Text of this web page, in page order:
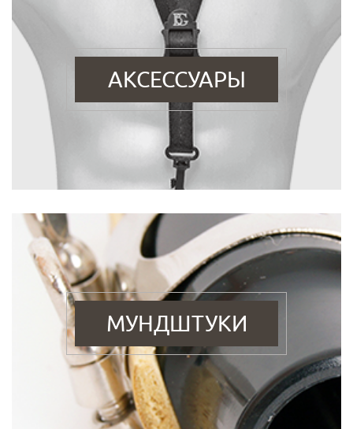
АКСЕССУАРЫ
МУНДШТУКИ